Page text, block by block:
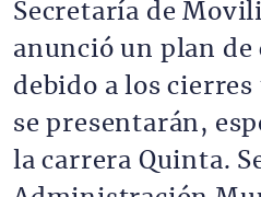
Secretaría de
anunció un plan
debido a los
se presentarán,
la carrera Quinta.